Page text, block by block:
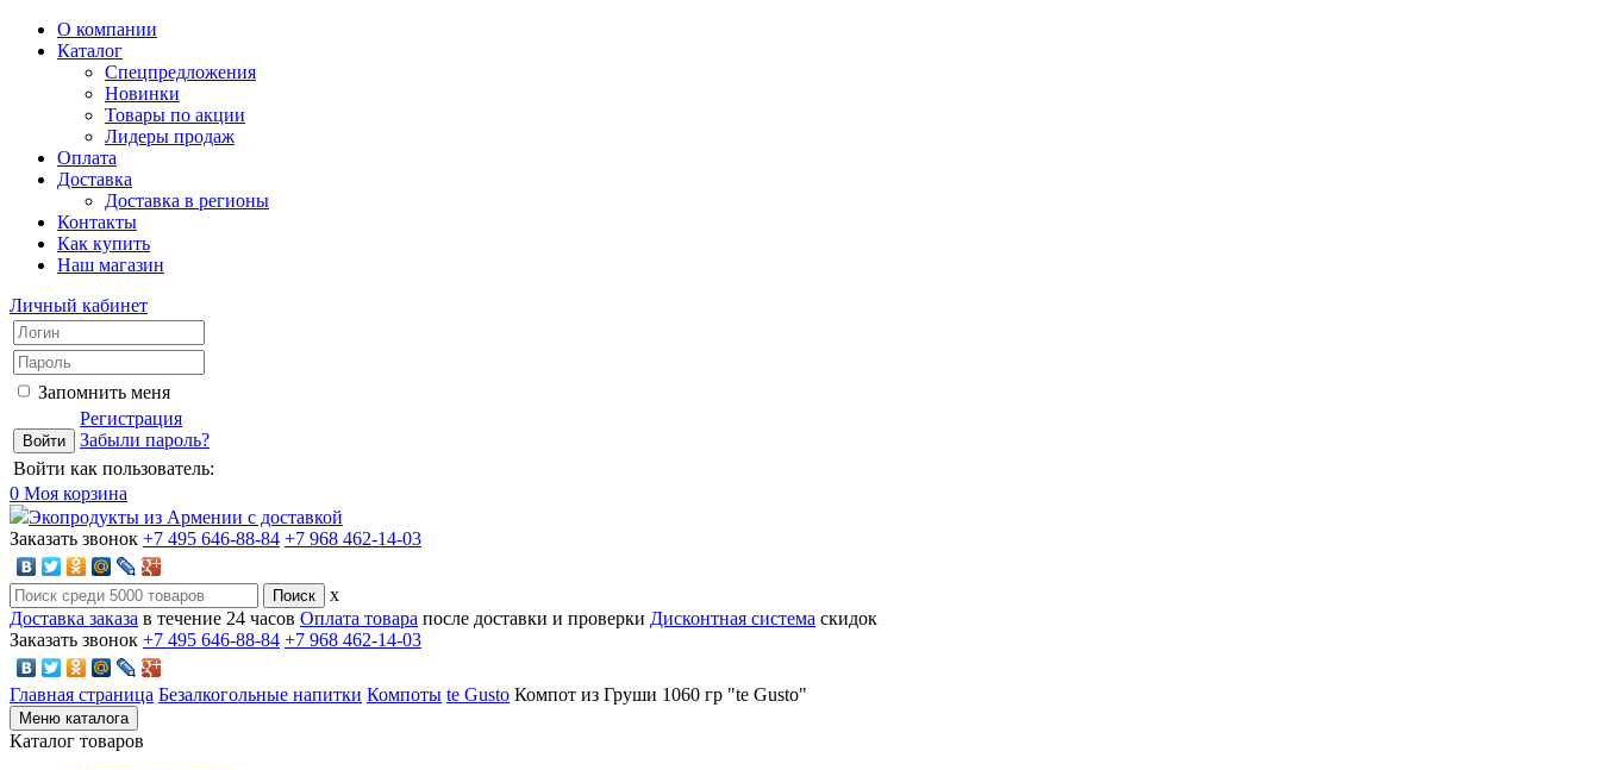
О компании
Каталог
Спецпредложения
Новинки
Товары по акции
Лидеры продаж
Оплата
Доставка
Доставка в регионы
Контакты
Как купить
Наш магазин
Личный кабинет
Запомнить меня
Регистрация
Забыли пароль?
Войти как пользователь:
0 Моя корзина
Экопродукты из Армении с доставкой
Заказать звонок +7 495 646-88-84 +7 968 462-14-03
x
Доставка заказа в течение 24 часов Оплата товара после доставки и проверки Дисконтная система скидок
Заказать звонок +7 495 646-88-84 +7 968 462-14-03
Главная страница Безалкогольные напитки Компоты te Gusto Компот из Груши 1060 гр "te Gusto"
Меню каталога
Каталог товаров